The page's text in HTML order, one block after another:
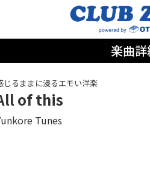
楽曲詳
じるままに浸るエモい洋楽
of this
Tunes